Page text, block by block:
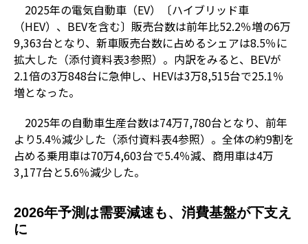
2025年の電気自動車（EV）〔ハイブリッド車
（HEV）、BEVを含む〕販売台数は前年比52.2％増の6万
9,363台となり、新車販売台数に占めるシェアは8.5％に
拡大した（添付資料表3参照）。内訳をみると、BEVが
2.1倍の3万848台に急伸し、HEVは3万8,515台で25.1％
増となった。
2025年の自動車生産台数は74万7,780台となり、前年
より5.4％減少した（添付資料表4参照）。全体の約9割を
占める乗用車は70万4,603台で5.4％減、商用車は4万
3,177台と5.6％減少した。
2026年予測は需要減速も、消費基盤が下支え
に